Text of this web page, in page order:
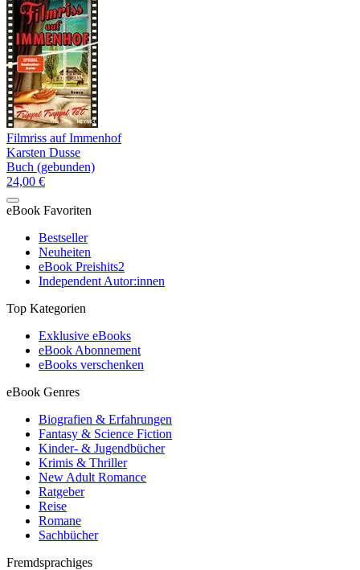
Filmriss auf Immenhof
Karsten Dusse
Buch (gebunden)
24,00 €
eBook Favoriten
Bestseller
Neuheiten
eBook Preishits2
Independent Autor:innen
Top Kategorien
Exklusive eBooks
eBook Abonnement
eBooks verschenken
eBook Genres
Biografien & Erfahrungen
Fantasy & Science Fiction
Kinder- & Jugendbücher
Krimis & Thriller
New Adult Romance
Ratgeber
Reise
Romane
Sachbücher
Fremdsprachiges